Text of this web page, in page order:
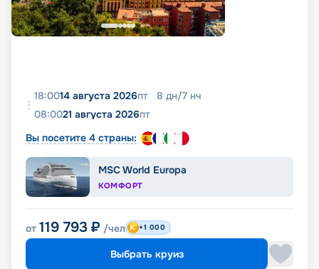
18:0014 августа 2026пт 8 дн/7 нч
08:0021 августа 2026пт
Вы посетите 4 страны:
MSC World Europa
КОМФОРТ
от 119 793 ₽ /чел +1 000
Выбрать круиз